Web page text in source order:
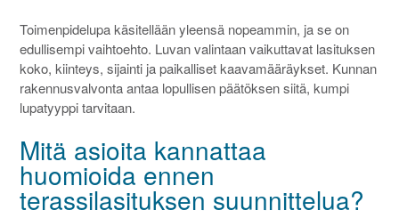
Toimenpidelupa käsitellään yleensä nopeammin, ja se on
edullisempi vaihtoehto. Luvan valintaan vaikuttavat lasituksen
koko, kiinteys, sijainti ja paikalliset kaavamääräykset. Kunnan
rakennusvalvonta antaa lopullisen päätöksen siitä, kumpi
lupatyyppi tarvitaan.
Mitä asioita kannattaa
huomioida ennen
terassilasituksen suunnittelua?